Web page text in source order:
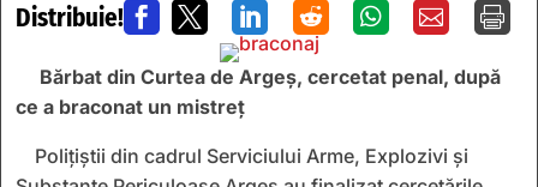
Distribuie!       
Bărbat din Curtea de Argeș, cercetat penal, după
ce a braconat un mistreț
Polițiștii din cadrul Serviciului Arme, Explozivi și